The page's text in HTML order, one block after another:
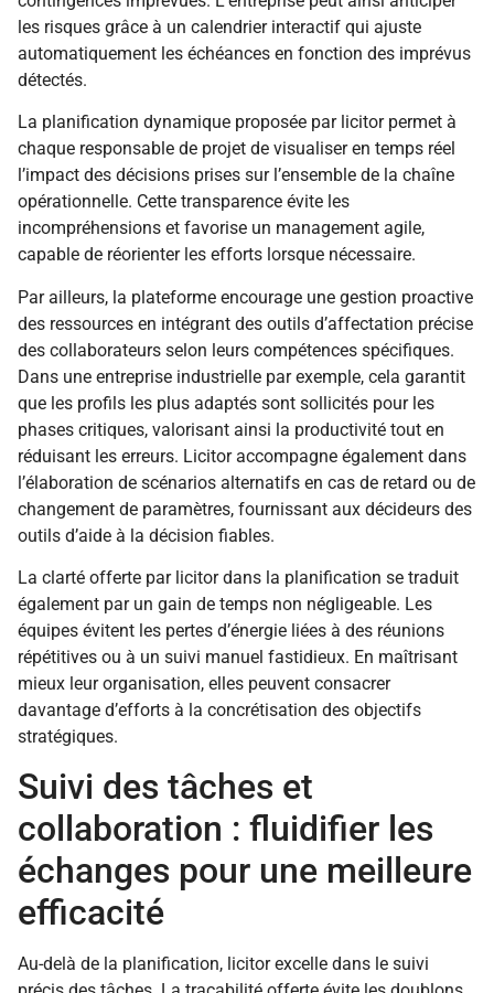
les risques grâce à un calendrier interactif qui ajuste
automatiquement les échéances en fonction des imprévus
détectés.
La planification dynamique proposée par licitor permet à
chaque responsable de projet de visualiser en temps réel
l’impact des décisions prises sur l’ensemble de la chaîne
opérationnelle. Cette transparence évite les
incompréhensions et favorise un management agile,
capable de réorienter les efforts lorsque nécessaire.
Par ailleurs, la plateforme encourage une gestion proactive
des ressources en intégrant des outils d’affectation précise
des collaborateurs selon leurs compétences spécifiques.
Dans une entreprise industrielle par exemple, cela garantit
que les profils les plus adaptés sont sollicités pour les
phases critiques, valorisant ainsi la productivité tout en
réduisant les erreurs. Licitor accompagne également dans
l’élaboration de scénarios alternatifs en cas de retard ou de
changement de paramètres, fournissant aux décideurs des
outils d’aide à la décision fiables.
La clarté offerte par licitor dans la planification se traduit
également par un gain de temps non négligeable. Les
équipes évitent les pertes d’énergie liées à des réunions
répétitives ou à un suivi manuel fastidieux. En maîtrisant
mieux leur organisation, elles peuvent consacrer
davantage d’efforts à la concrétisation des objectifs
stratégiques.
Suivi des tâches et
collaboration : fluidifier les
échanges pour une meilleure
efficacité
Au-delà de la planification, licitor excelle dans le suivi